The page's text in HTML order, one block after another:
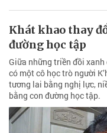
Khát khao thay
đường học tập
Giữa những triền đồi xanh
có một cô học trò người
tương lai bằng nghị lực,
bằng con đường học tập.